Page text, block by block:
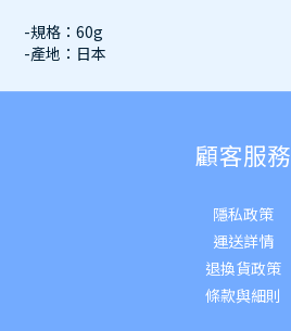
-規格：60g
-產地：日本
顧客服務
隱私政策
運送詳情
退換貨政策
條款與細則